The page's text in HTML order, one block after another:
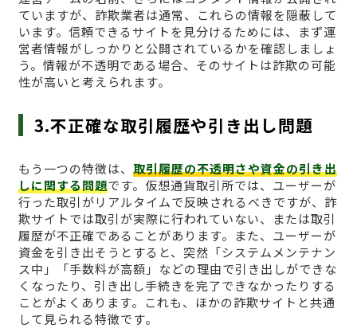
ていますが、詐欺業者は通常、これらの情報を隠蔽して
います。信頼できるサイトを見分けるためには、まず運
営者情報がしっかりと公開されているかを確認しましょ
う。情報が不透明である場合、そのサイトは詐欺の可能
性が高いと考えられます。
3.不正確な取引履歴や引き出し問題
もう一つの特徴は、 取引履歴の不透明さや資金の引き出
しに関する問題です。仮想通貨取引所では、ユーザーが
行った取引がリアルタイムで反映されるべきですが、詐
欺サイトでは取引が実際に行われていない、または取引
履歴が不正確であることがあります。また、ユーザーが
資金を引き出そうとすると、突然「システムメンテナン
ス中」「手数料が高額」などの理由で引き出しができな
くなったり、引き出し手続きを完了できなかったりする
ことがよくあります。これも、ほかの詐欺サイトと共通
して見られる特徴です。